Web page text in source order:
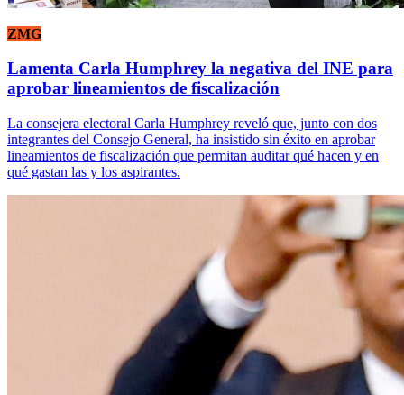
ZMG
Lamenta Carla Humphrey la negativa del INE para
aprobar lineamientos de fiscalización
La consejera electoral Carla Humphrey reveló que, junto con dos
integrantes del Consejo General, ha insistido sin éxito en aprobar
lineamientos de fiscalización que permitan auditar qué hacen y en
qué gastan las y los aspirantes.